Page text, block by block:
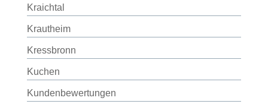
Kraichtal
Krautheim
Kressbronn
Kuchen
Kundenbewertungen